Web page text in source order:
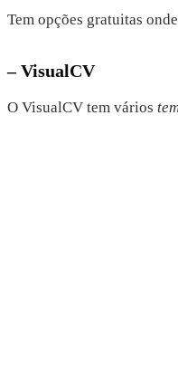
Tem opções gratuitas
– VisualCV
O VisualCV tem vários